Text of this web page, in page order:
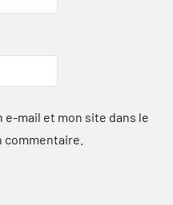
mail et mon site dans le